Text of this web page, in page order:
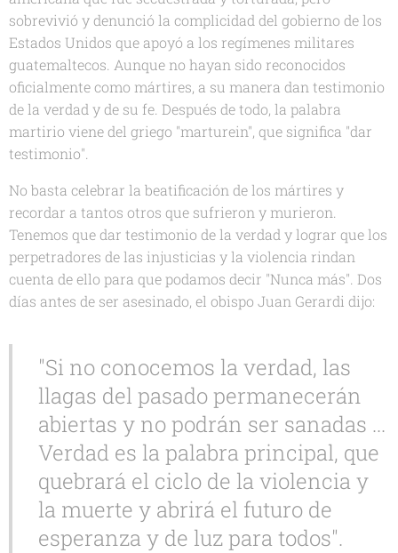
sobrevivió y denunció la complicidad del gobierno de los
Estados Unidos que apoyó a los regímenes militares
guatemaltecos. Aunque no hayan sido reconocidos
oficialmente como mártires, a su manera dan testimonio
de la verdad y de su fe. Después de todo, la palabra
martirio viene del griego "marturein", que significa "dar
testimonio".
No basta celebrar la beatificación de los mártires y
recordar a tantos otros que sufrieron y murieron.
Tenemos que dar testimonio de la verdad y lograr que los
perpetradores de las injusticias y la violencia rindan
cuenta de ello para que podamos decir "Nunca más". Dos
días antes de ser asesinado, el obispo Juan Gerardi dijo:
"Si no conocemos la verdad, las
llagas del pasado permanecerán
abiertas y no podrán ser sanadas ...
Verdad es la palabra principal, que
quebrará el ciclo de la violencia y
la muerte y abrirá el futuro de
esperanza y de luz para todos".